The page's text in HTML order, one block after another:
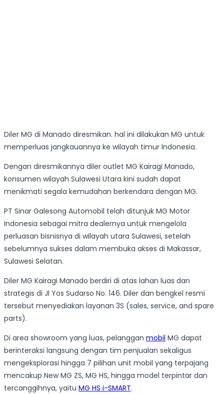
Diler MG di Manado diresmikan. hal ini dilakukan MG untuk
memperluas jangkauannya ke wilayah timur Indonesia.
Dengan diresmikannya diler outlet MG Kairagi Manado,
konsumen wilayah Sulawesi Utara kini sudah dapat
menikmati segala kemudahan berkendara dengan MG.
PT Sinar Galesong Automobil telah ditunjuk MG Motor
Indonesia sebagai mitra dealernya untuk mengelola
perluasan bisnisnya di wilayah utara Sulawesi, setelah
sebelumnya sukses dalam membuka akses di Makassar,
Sulawesi Selatan.
Diler MG Kairagi Manado berdiri di atas lahan luas dan
strategis di Jl Yos Sudarso No. 146. Diler dan bengkel resmi
tersebut menyediakan layanan 3S (sales, service, and spare
parts).
Di area showroom yang luas, pelanggan mobil MG dapat
berinteraksi langsung dengan tim penjualan sekaligus
mengeksplorasi hingga 7 pilihan unit mobil yang terpajang
mencakup New MG ZS, MG HS, hingga model terpintar dan
tercanggihnya, yaitu MG HS i-SMART.